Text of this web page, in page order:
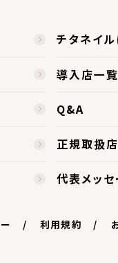
チタネイ
導入店一覧
Q&A
正規取扱店
代表メッ
利用規約